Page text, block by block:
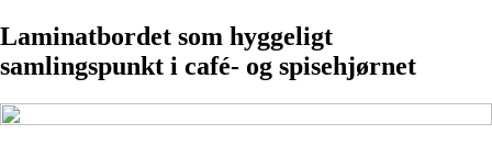
Laminatbordet som hyggeligt
samlingspunkt i café- og spisehjørnet